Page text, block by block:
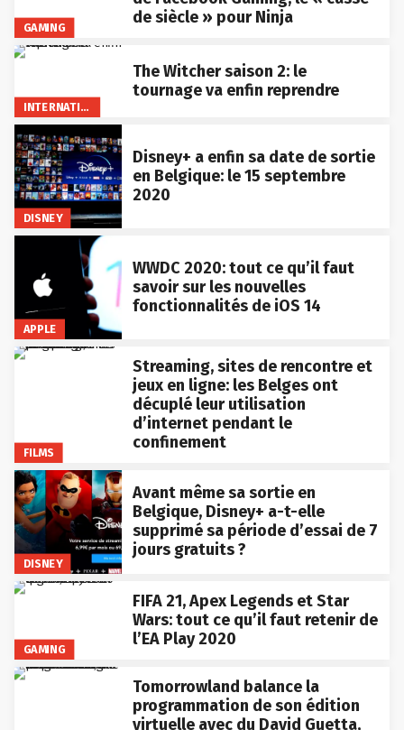
GAMING
de siècle » pour Ninja
INTERNATIONAL
The Witcher saison 2: le
tournage va enfin reprendre
DISNEY
Disney+ a enfin sa date de sortie
en Belgique: le 15 septembre
2020
APPLE
WWDC 2020: tout ce qu’il faut
savoir sur les nouvelles
fonctionnalités de iOS 14
FILMS
Streaming, sites de rencontre et
jeux en ligne: les Belges ont
décuplé leur utilisation
d’internet pendant le
confinement
DISNEY
Avant même sa sortie en
Belgique, Disney+ a-t-elle
supprimé sa période d’essai de 7
jours gratuits ?
GAMING
FIFA 21, Apex Legends et Star
Wars: tout ce qu’il faut retenir de
l’EA Play 2020
Tomorrowland balance la
programmation de son édition
virtuelle avec du David Guetta,